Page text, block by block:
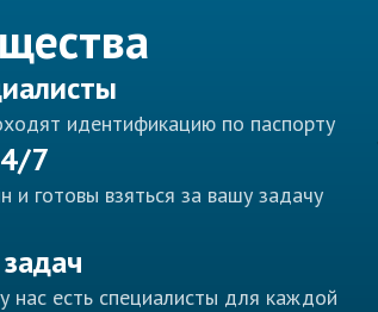
идентификацию по паспорту
7
и готовы взяться за вашу задачу
есть специалисты для каждой